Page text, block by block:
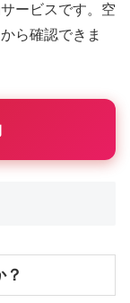
ービスです。空
ら確認できま